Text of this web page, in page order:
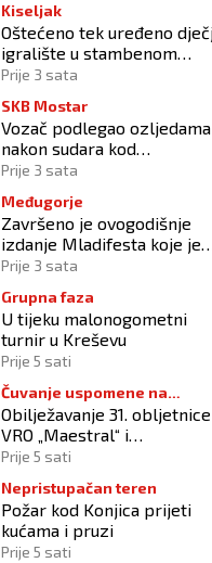
Kiseljak
Oštećeno tek uređeno
igralište u stambenom
naselju
Prije 3 sata
SKB Mostar
Vozač podlegao ozljedama
nakon sudara kod
Tomislavgrada
Prije 3 sata
Međugorje
Završeno je ovogodišnje
izdanje Mladifesta koje je
okupilo mlade iz 73 zemlje
Prije 3 sata
Grupna faza
U tijeku malonogometni
turnir u Kreševu
Prije 5 sati
Čuvanje uspomene na
branitelje
Obilježavanje 31. obljetnice
VRO „Maestral“ i
oslobođenja Jajca uz
Prije 5 sati
Nepristupačan teren
Požar kod Konjica prijeti
kućama i pruzi
Prije 5 sati